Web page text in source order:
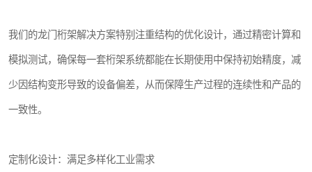
我们的龙门桁架解决方案特别注重结构的优化设计，通过精密计算和
模拟测试，确保每一套桁架系统都能在长期使用中保持初始精度，减
少因结构变形导致的设备偏差，从而保障生产过程的连续性和产品的
一致性。
定制化设计：满足多样化工业需求